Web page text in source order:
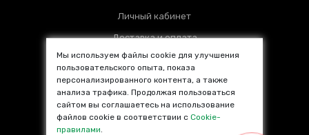
3 699 руб./ пог. м.
В корзину
Подробнее
ХИТ ПРОДАЖ
Защитная полиуретановая пленка для
фар DAYTONA S100 200 мкр 30 см
1 790 руб./ пог. м.
Личный кабинет
Доставка и оплата
Установочные центры
Контакты
SALE %
Популярные товары
Мы используем файлы cookie для улучшения
пользовательского опыта, показа
персонализированного контента, а также
анализа трафика. Продолжая пользоваться
сайтом вы соглашаетесь на использование
файлов cookie в соответствии сCookie-
правилами.